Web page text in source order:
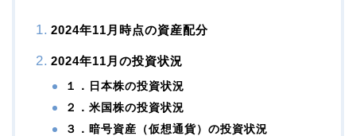
2024年11月時点の資産配分
2024年11月の投資状況
１．日本株の投資状況
２．米国株の投資状況
３．暗号資産（仮想通貨）の投資状況